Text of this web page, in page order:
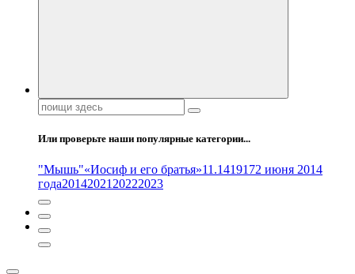
Поиск:
Или проверьте наши популярные категории...
"Мышь"«Иосиф и его братья»11.1419172 июня 2014
года20142021 20222023